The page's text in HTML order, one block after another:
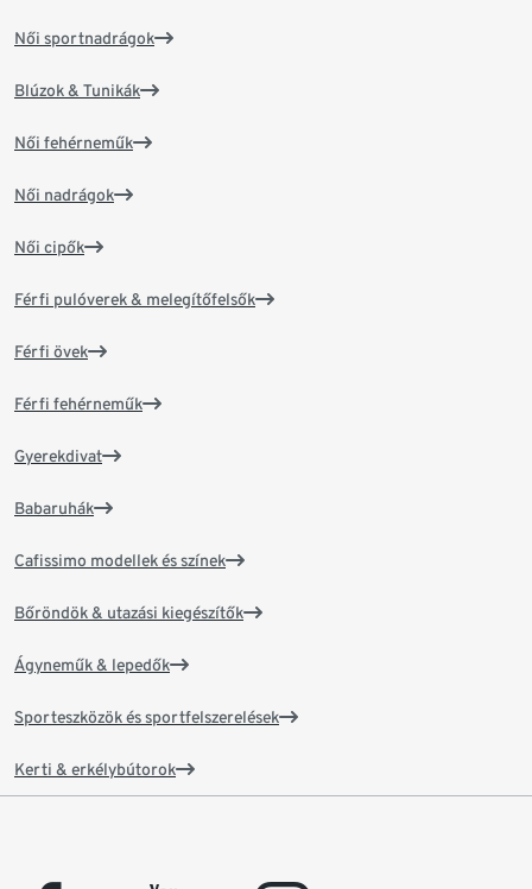
Női sportnadrágok
Blúzok & Tunikák
Női fehérneműk
Női nadrágok
Női cipők
Férfi pulóverek & melegítőfelsők
Férfi övek
Férfi fehérneműk
Gyerekdivat
Babaruhák
Cafissimo modellek és színek
Bőröndök & utazási kiegészítők
Ágyneműk & lepedők
Sporteszközök és sportfelszerelések
Kerti & erkélybútorok